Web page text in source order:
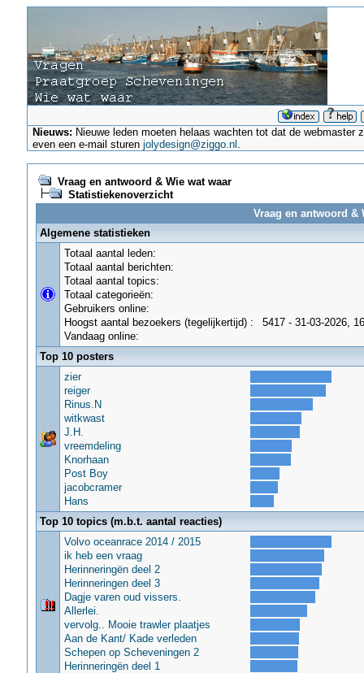
Nieuws: Nieuwe leden moeten helaas wachten tot dat de
even een e-mail sturenjolydesign@ziggo.nl .
Vraag en antwoord & Wie wat waar
Statistiekenoverzicht
Vraag en antwoord &
Algemene statistieken
Totaal aantal leden:
Totaal aantal berichten:
Totaal aantal topics:
Totaal categorieën:
Gebruikers online:
Hoogst aantal bezoekers (tegelijkertijd) :
5417 - 31-03-2026,
Vandaag online:
Top 10 posters
zier
reiger
Rinus.N
witkwast
J.H.
vreemdeling
Knorhaan
Post Boy
jacobcramer
Hans
Top 10 topics (m.b.t. aantal reacties)
Volvo oceanrace 2014 / 2015
ik heb een vraag
Herinneringën deel 2
Herinneringen deel 3
Dagje varen oud vissers.
Allerlei.
vervolg.. Mooie trawler plaatjes
Aan de Kant/ Kade verleden
Schepen op Scheveningen 2
Herinneringën deel 1